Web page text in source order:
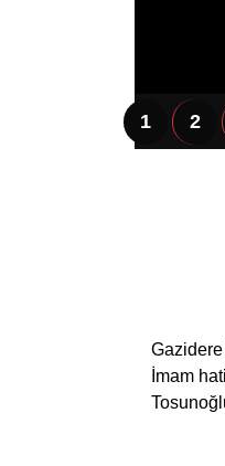
1 2
İmam